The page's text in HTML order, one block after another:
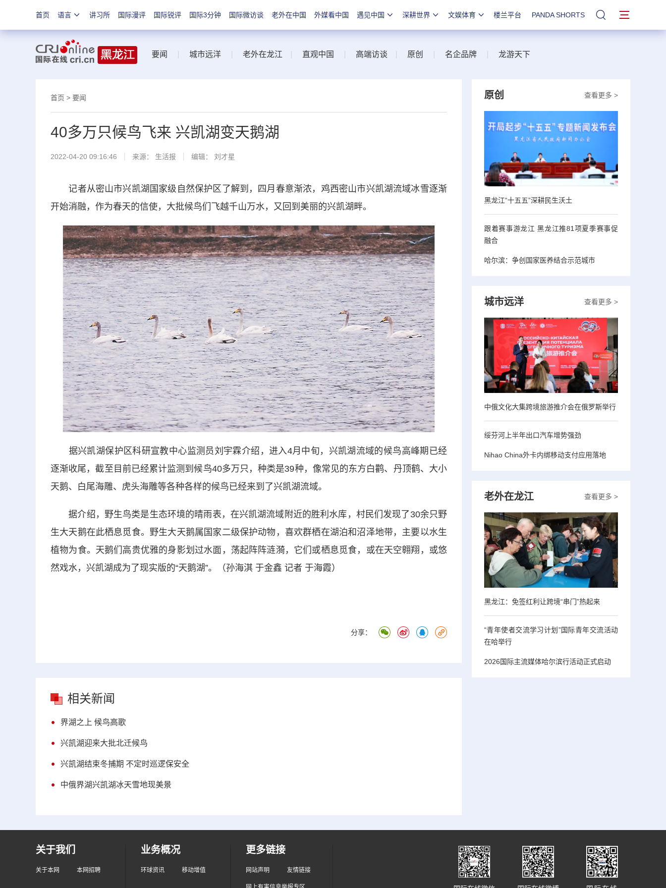
首页 语言 讲习所 国际漫评 国际锐评 国际3分钟 国际微访谈 老外在中国 外媒看中国 遇见中国 深耕世界 文娱体育 楼兰平台 PANDA SHORTS 站内搜索
要闻 城市远洋 老外在龙江 直观中国 高端访谈 原创 名企品牌 龙游天下
首页 > 要闻
40多万只候鸟飞来 兴凯湖变天鹅湖
2022-04-20 09:16:46 来源： 生活报 编辑： 刘才星
记者从密山市兴凯湖国家级自然保护区了解到，四月春意渐浓，鸡西密山市兴凯湖流域冰雪逐渐
开始消融，作为春天的信使，大批候鸟们飞越千山万水，又回到美丽的兴凯湖畔。
据兴凯湖保护区科研宣教中心监测员刘宇霖介绍，进入4月中旬，兴凯湖流域的候鸟高峰期已经
逐渐收尾，截至目前已经累计监测到候鸟40多万只，种类是39种，像常见的东方白鹳、丹顶鹤、大小
天鹅、白尾海雕、虎头海雕等各种各样的候鸟已经来到了兴凯湖流域。
据介绍，野生鸟类是生态环境的晴雨表，在兴凯湖流域附近的胜利水库，村民们发现了30余只野
生大天鹅在此栖息觅食。野生大天鹅属国家二级保护动物，喜欢群栖在湖泊和沼泽地带，主要以水生
植物为食。天鹅们高贵优雅的身影划过水面，荡起阵阵涟漪，它们或栖息觅食，或在天空翱翔，或悠
然戏水，兴凯湖成为了现实版的“天鹅湖”。（孙海淇 于金鑫 记者 于海霞）
分享：
相关新闻
界湖之上 候鸟高歌
兴凯湖迎来大批北迁候鸟
兴凯湖结束冬捕期 不定时巡逻保安全
中俄界湖兴凯湖冰天雪地现美景
查看更多 >
原创
黑龙江“十五五”深耕民生沃土
跟着赛事游龙江 黑龙江推81项夏季赛事促
融合
哈尔滨：争创国家医养结合示范城市
查看更多 >
城市远洋
中俄文化大集跨境旅游推介会在俄罗斯举行
绥芬河上半年出口汽车增势强劲
Nihao China外卡内绑移动支付应用落地
查看更多 >
老外在龙江
黑龙江：免签红利让跨境“串门”热起来
“青年使者交流学习计划”国际青年交流活动
在哈举行
2026国际主流媒体哈尔滨行活动正式启动
关于我们
关于本网 本网招聘
业务概况
环球资讯 移动增值
更多链接
网站声明 友情链接